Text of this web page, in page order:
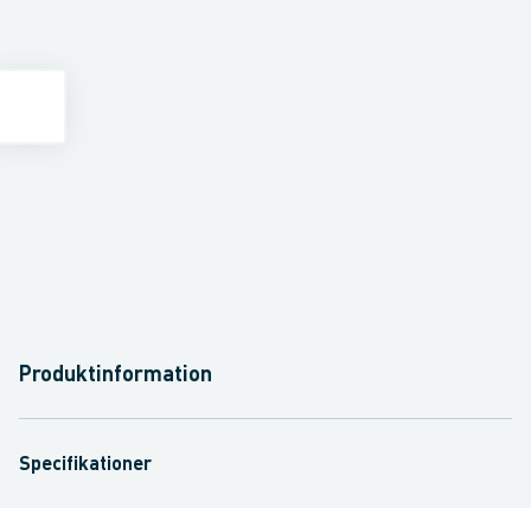
Produktinformation
Specifikationer